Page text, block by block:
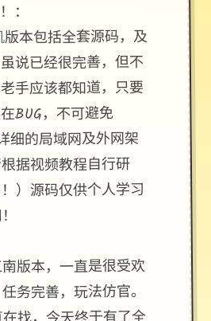
：
版本包括全套源码，及
说已经很完善，但不
手应该都知道，只要
BUG，不可避免
细的局域网及外网架
据视频教程自行研
）源码仅供个人学习
版本，一直是很受欢
务完善，玩法仿官。